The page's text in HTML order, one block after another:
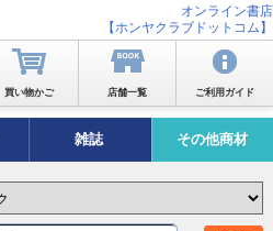
オンライン書店
【ホンヤクラブドットコム】
買い物かご 店舗一覧 ご利用ガイド
雑誌 その他商材